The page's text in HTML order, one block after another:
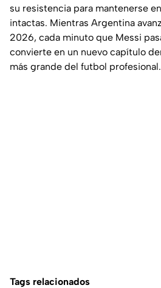
su resistencia para mantenerse
intactas. Mientras Argentina
2026, cada minuto que Messi
convierte en un nuevo capítulo
más grande del futbol profesional.
Tags relacionados